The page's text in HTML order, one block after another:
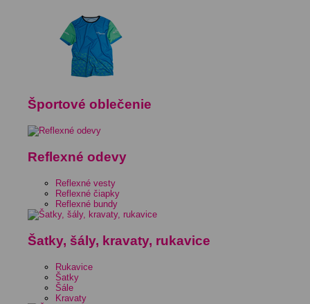
Športové oblečenie
Reflexné odevy
Reflexné vesty
Reflexné čiapky
Reflexné bundy
Šatky, šály, kravaty, rukavice
Rukavice
Šatky
Šále
Kravaty